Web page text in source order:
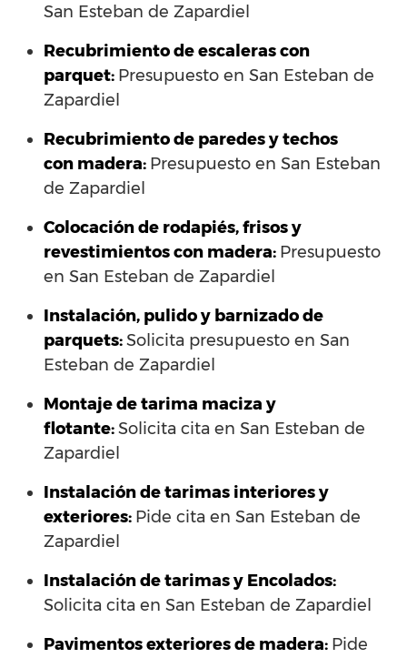
San Esteban de Zapardiel
Recubrimiento de escaleras con
parquet: Presupuesto en San Esteban de
Zapardiel
Recubrimiento de paredes y techos
con madera: Presupuesto en San Esteban
de Zapardiel
Colocación de rodapiés, frisos y
revestimientos con madera: Presupuesto
en San Esteban de Zapardiel
Instalación, pulido y barnizado de
parquets:Solicita presupuesto en San
Esteban de Zapardiel
Montaje de tarima maciza y
flotante:Solicita cita en San Esteban de
Zapardiel
Instalación de tarimas interiores y
exteriores: Pide cita en San Esteban de
Zapardiel
Instalación de tarimas y Encolados:
Solicita cita en San Esteban de Zapardiel
Pavimentos exteriores de madera: Pide